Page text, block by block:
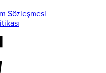
Sözleşmesi